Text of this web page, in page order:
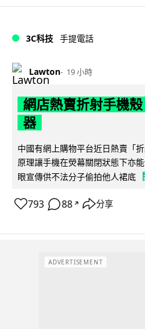
3C科技 手提電話
Lawton 19 小時
網店熱賣折射手機
器
中國有網上購物平台近日熱賣「
原理讓手機在熒幕關閉狀態下亦
眼宣傳供不法分子偷拍他人裙底
793 88 ↗ 分享
ADVERTISEMENT